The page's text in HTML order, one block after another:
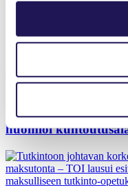
Lisää
STM:n suositus
huomioi